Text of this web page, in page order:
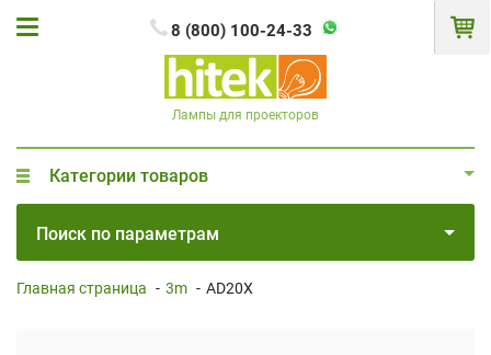
8 (800) 100-24-33
Лампы для проекторов
Категории товаров
Поиск по параметрам
Главная страница - 3m - AD20X